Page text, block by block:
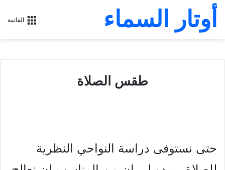
القائمة أوتار السماء
طقس الصلاة
حتى نستوفى دراسة النواحي النظرية